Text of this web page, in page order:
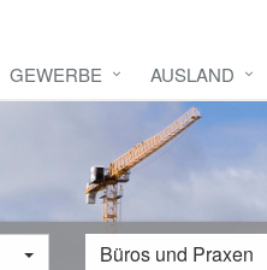
GEWERBE AUSLAND
Büros und Praxen